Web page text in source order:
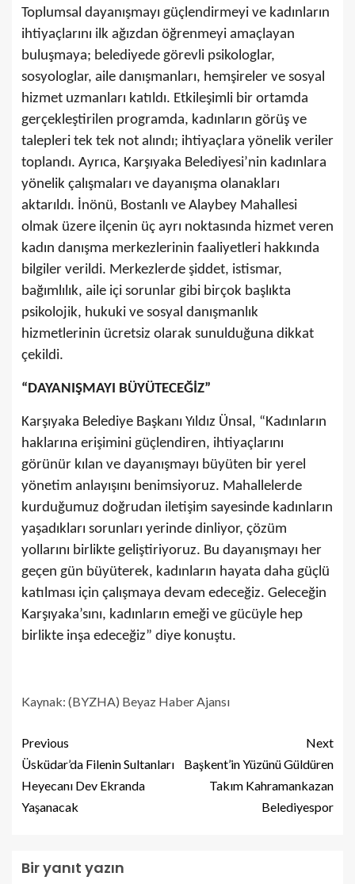
Toplumsal dayanışmayı güçlendirmeyi ve kadınların
ihtiyaçlarını ilk ağızdan öğrenmeyi amaçlayan
buluşmaya; belediyede görevli psikologlar,
sosyologlar, aile danışmanları, hemşireler ve sosyal
hizmet uzmanları katıldı. Etkileşimli bir ortamda
gerçekleştirilen programda, kadınların görüş ve
talepleri tek tek not alındı; ihtiyaçlara yönelik veriler
toplandı. Ayrıca, Karşıyaka Belediyesi’nin kadınlara
yönelik çalışmaları ve dayanışma olanakları
aktarıldı. İnönü, Bostanlı ve Alaybey Mahallesi
olmak üzere ilçenin üç ayrı noktasında hizmet veren
kadın danışma merkezlerinin faaliyetleri hakkında
bilgiler verildi. Merkezlerde şiddet, istismar,
bağımlılık, aile içi sorunlar gibi birçok başlıkta
psikolojik, hukuki ve sosyal danışmanlık
hizmetlerinin ücretsiz olarak sunulduğuna dikkat
çekildi.
“DAYANIŞMAYI BÜYÜTECEĞİZ”
Karşıyaka Belediye Başkanı Yıldız Ünsal, “Kadınların
haklarına erişimini güçlendiren, ihtiyaçlarını
görünür kılan ve dayanışmayı büyüten bir yerel
yönetim anlayışını benimsiyoruz. Mahallelerde
kurduğumuz doğrudan iletişim sayesinde kadınların
yaşadıkları sorunları yerinde dinliyor, çözüm
yollarını birlikte geliştiriyoruz. Bu dayanışmayı her
geçen gün büyüterek, kadınların hayata daha güçlü
katılması için çalışmaya devam edeceğiz. Geleceğin
Karşıyaka’sını, kadınların emeği ve gücüyle hep
birlikte inşa edeceğiz” diye konuştu.
Kaynak: (BYZHA) Beyaz Haber Ajansı
Previous
Üsküdar’da Filenin Sultanları
Heyecanı Dev Ekranda
Yaşanacak
Next
Başkent’in Yüzünü Güldüren
Takım Kahramankazan
Belediyespor
Bir yanıt yazın